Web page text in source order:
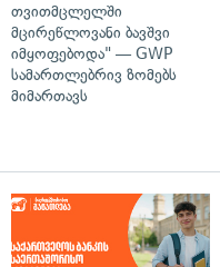
თვითმცლელში
მცირეწლოვანი ბავშვი
იმყოფებოდა" — GWP
სამართლებრივ ზომებს
მიმართავს